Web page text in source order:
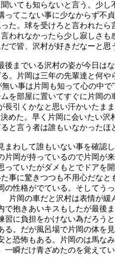
いても知らないと言う。少し
ってこない事に少なからず不
た。球を受けろと言われたら
言われなかったら少し寂しさも
で皆、沢村が好きだなーと思
後までいる沢村の姿が今日は
。片岡は三年の先輩達と何や
い事は片岡も知って心の中で
を部屋に置いてすぐに片岡の
長引くかなと思い汗かいたま
めた。早く片岡に会いたい沢
と言う者は誰もいなかったほ
まわして誰もいない事を確認
片岡が持っているので片岡が
っていたがダメもとでドアを
事に驚きつつも不用心だなと
の性格がでている。そしてう
片岡の車だと沢村は表情が緩
で抱きあいキスもしたが最後
習に負担をかけない為だろう
る。だが風呂場で片岡の体を
と恐怖もある。片岡のは馬なみ
一瞬だけ青ざめたのを覚えて